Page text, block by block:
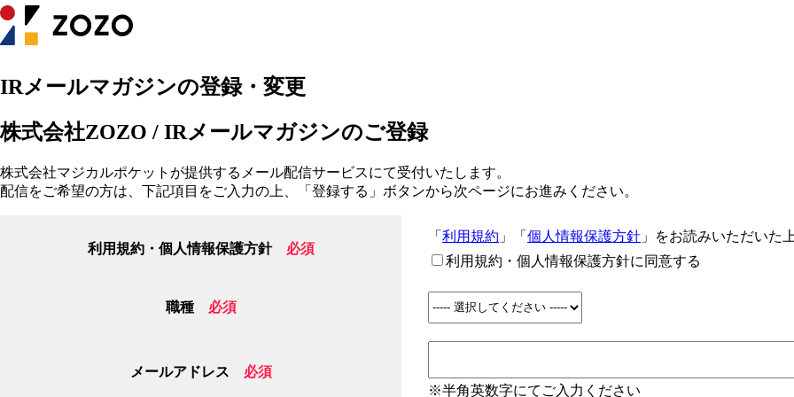
IRメールマガジンの登録・変更
株式会社ZOZO / IRメールマガジンのご登録
株式会社マジカルポケットが提供するメール配信サービスにて受付いたします。
配信をご希望の方は、下記項目をご入力の上、「登録する」ボタンから次ページにお進みください。
利用規約・個人情報保護方針 必須
「 利用規約 」「 個人情報保護方針 」をお読みいただいた
利用規約・個人情報保護方針に同意する
職種 必須
メールアドレス
必須
※半角英数字にてご入力ください